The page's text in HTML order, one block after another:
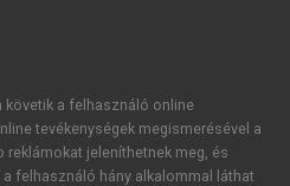
követik a felhasználó online
tevékenységek megismerésével a
reklámokat jeleníthetnek meg, és
felhasználó hány alkalommal láthat